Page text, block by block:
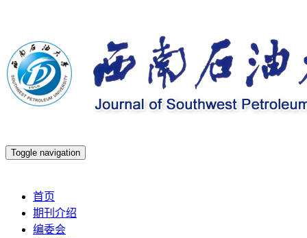
Toggle navigation
首页
期刊介绍
编委会